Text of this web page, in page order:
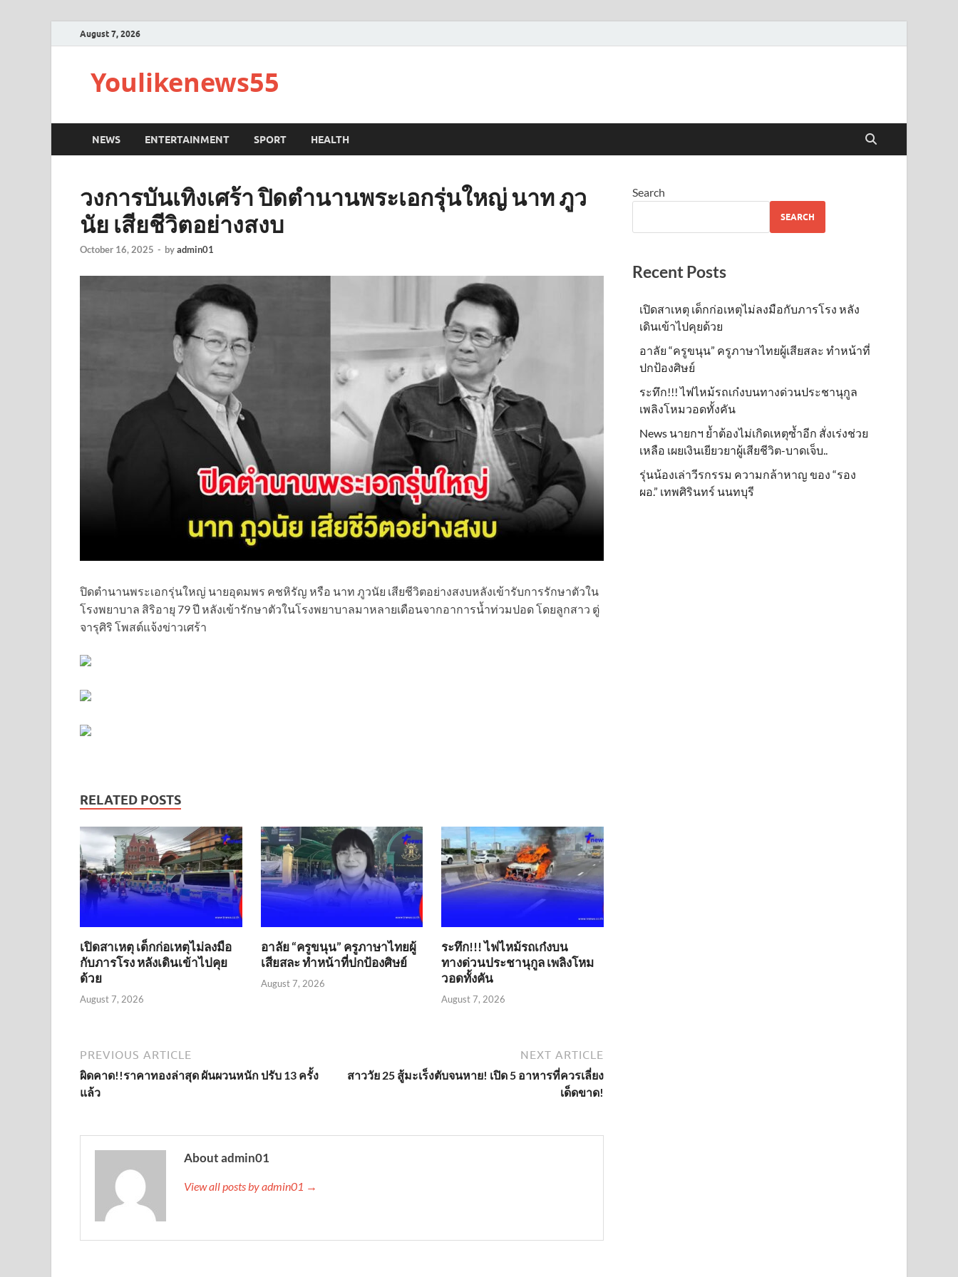
August 7, 2026
Youlikenews55
NEWS ENTERTAINMENT SPORT HEALTH
วงการบันเทิงเศร้า ปิดตำนานพระเอกรุ่นใหญ่ นาท ภูว
นัย เสียชีวิตอย่างสงบ
October 16, 2025 - byadmin01
ปิดตำนานพระเอกรุ่นใหญ่ นายอุดมพร คชหิรัญ หรือ นาท ภูวนัย เสียชีวิตอย่างสงบหลังเข้ารับการรักษาตัวใน
โรงพยาบาล สิริอายุ 79 ปี หลังเข้ารักษาตัวในโรงพยาบาลมาหลายเดือนจากอาการน้ำท่วมปอด โดยลูกสาว ตู่
จารุศิริ โพสต์แจ้งข่าวเศร้า
RELATED POSTS
เปิดสาเหตุ เด็กก่อเหตุไม่ลงมือ
กับภารโรง หลังเดินเข้าไปคุย
ด้วย
August 7, 2026
อาลัย “ครูขนุน” ครูภาษาไทยผู้
เสียสละ ทำหน้าที่ปกป้องศิษย์
August 7, 2026
ระทึก!!! ไฟไหม้รถเก๋งบน
ทางด่วนประชานุกูล เพลิงโหม
วอดทั้งคัน
August 7, 2026
PREVIOUS ARTICLE
ผิดคาด!!ราคาทองล่าสุด ผันผวนหนัก ปรับ 13 ครั้ง
แล้ว
NEXT ARTICLE
สาววัย 25 สู้มะเร็งตับจนหาย! เปิด 5 อาหารที่ควรเลี่ยง
เด็ดขาด!
About admin01
View all posts by admin01 →
Search
SEARCH
Recent Posts
เปิดสาเหตุ เด็กก่อเหตุไม่ลงมือกับภารโรง หลัง
เดินเข้าไปคุยด้วย
อาลัย “ครูขนุน” ครูภาษาไทยผู้เสียสละ ทำหน้าที่
ปกป้องศิษย์
ระทึก!!! ไฟไหม้รถเก๋งบนทางด่วนประชานุกูล
เพลิงโหมวอดทั้งคัน
News นายกฯ ย้ำต้องไม่เกิดเหตุซ้ำอีก สั่งเร่งช่วย
เหลือ เผยเงินเยียวยาผู้เสียชีวิต-บาดเจ็บ..
รุ่นน้องเล่าวีรกรรม ความกล้าหาญ ของ “รอง
ผอ.” เทพศิรินทร์ นนทบุรี